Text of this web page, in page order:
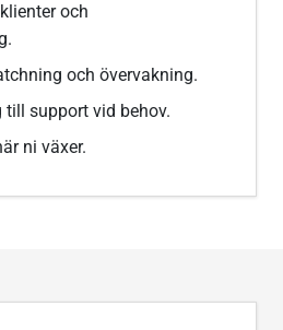
och
och övervakning.
till support vid behov.
ni växer.